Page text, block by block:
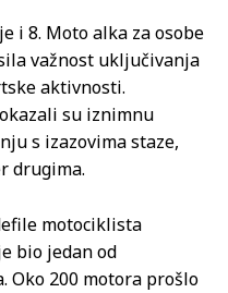
i 8. Moto alka za osobe
važnost uključivanja
aktivnosti.
su iznimnu
s izazovima staze,
drugima.
motociklista
bio jedan od
200 motora prošlo